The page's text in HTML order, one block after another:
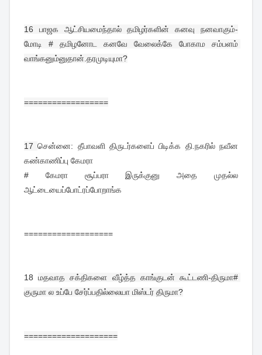
16 பாஜக ஆட்சியமைந்தால் தமிழர்களின் கனவு நனவாகும்-
மோடி # தமிழனோட கனவே வேலைக்கே போகாம சம்பளம்
வாங்கனும்னுதான்.தரமுடியுமா?
==================
17 சென்னை: தீபாவளி திருடர்களைப் பிடிக்க தி.நகரில் நவீன
கண்காணிப்பு கேமரா
# கேமரா சூப்பரா இருக்குனு அதை முதல்ல
ஆட்டையைப்போட்ரப்போறாங்க
===================
18 மதவாத சக்திகளை வீழ்த்த காங்குடன் கூட்டணி-திருமா#
குருமா ல உப்பே சேர்ப்பதில்லையா மிஸ்டர் திருமா?
====================